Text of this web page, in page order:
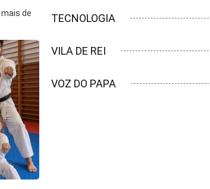
de
TECNOLOGIA
VILA DE REI
VOZ DO PAPA